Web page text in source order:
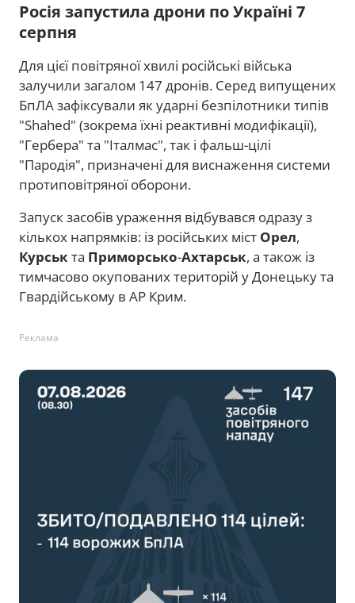
Росія запустила дрони по Україні 7
серпня
Для цієї повітряної хвилі російські війська
залучили загалом 147 дронів. Серед випущених
БпЛА зафіксували як ударні безпілотники типів
"Shahed" (зокрема їхні реактивні модифікації),
"Гербера" та "Італмас", так і фальш-цілі
"Пародія", призначені для виснаження системи
протиповітряної оборони.
Запуск засобів ураження відбувався одразу з
кількох напрямків: із російських міст Орел,
Курськта Приморсько-Ахтарськ, а також із
тимчасово окупованих територій у Донецьку та
Гвардійському в АР Крим.
Реклама